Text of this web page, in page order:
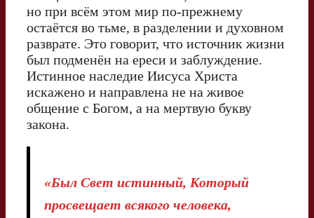
но при всём этом мир по-прежнему
остаётся во тьме, в разделении и духовном
разврате. Это говорит, что источник жизни
был подменён на ереси и заблуждение.
Истинное наследие Иисуса Христа
искажено и направлена не на живое
общение с Богом, а на мертвую букву
закона.
«Был Свет истинный, Который
просвещает всякого человека,